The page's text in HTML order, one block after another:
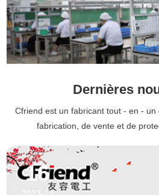
Dernières
Cfriend est un fabricant tout - en - un
fabrication, de vente et de
16